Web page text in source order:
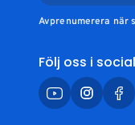
Avprenumerera när
Följ oss i